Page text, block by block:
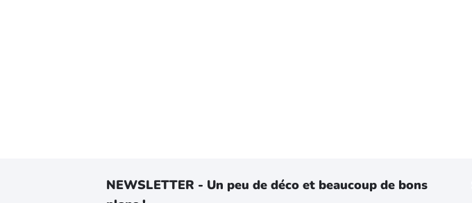
NEWSLETTER - Un peu de déco et beaucoup de bons